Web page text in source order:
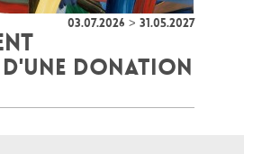
03.07.2026 > 31.05.2027
DONATION